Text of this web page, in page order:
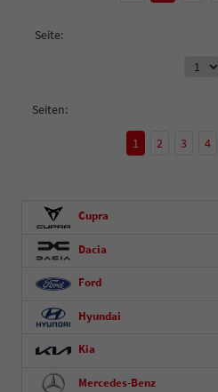
Seite:
Seiten:
1 2 3 4
Cupra
Dacia
Ford
Hyundai
Kia
Mercedes-Benz